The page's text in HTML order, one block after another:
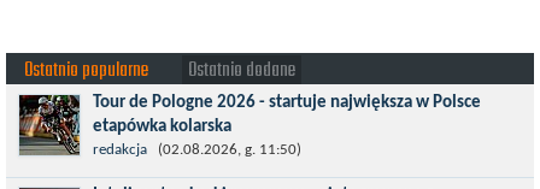
Ostatnio popularne Ostatnio dodane
Tour de Pologne 2026 - startuje największa w Polsce
etapówka kolarska
Tour de Pologne 2026 to jedno z najbardziej prestiżowych
wydarzeń sportowych w Polsce. wyścig zaliczany po raz 22. do
redakcja (02.08.2026, g. 11:50)